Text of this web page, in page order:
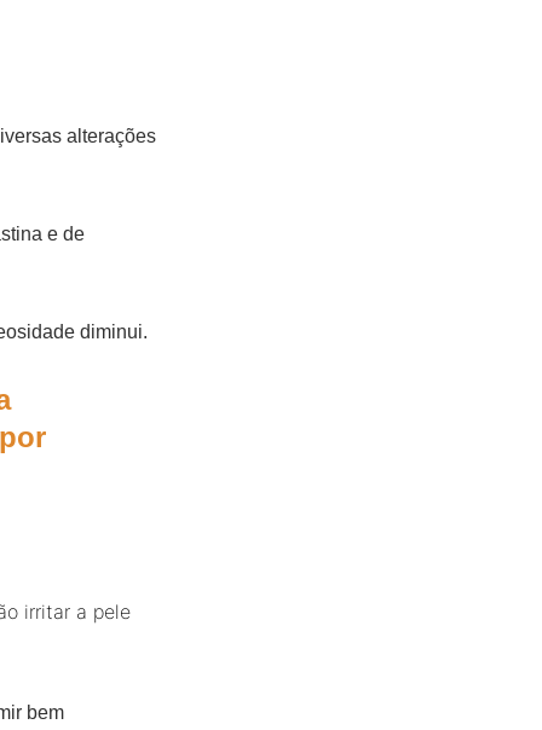
alterações
e de
diminui.
irritar a pele
bem